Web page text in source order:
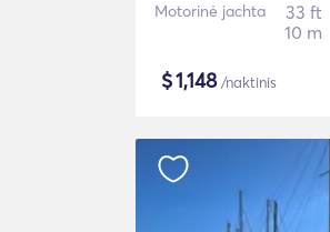
Motorinė jachta
33 ft
10 m
$1,148/naktinis